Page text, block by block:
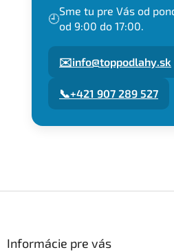
🕘
Sme tu pre Vás od
od 9:00 do 17:00.
✉️info@toppodlahy.sk
📞+421 907 289 527
Informácie pre vás